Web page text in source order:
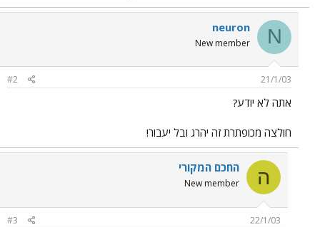
N
neuron
New member
21/1/03
#2
אתה לא יודע?
חולצה מכופתרת זה יהרג ובל יעבור!
ה החכם המקורי
New member
22/1/03
#3